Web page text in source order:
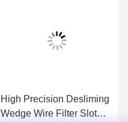
High Precision Desliming
Wedge Wire Filter Slot